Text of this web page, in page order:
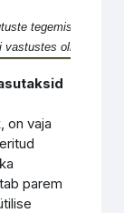
tegemisel
vastustes oli
on vaja
parem